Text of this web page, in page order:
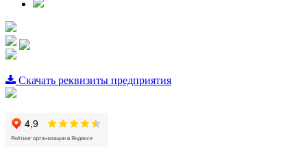
Скачать реквизиты предприятия